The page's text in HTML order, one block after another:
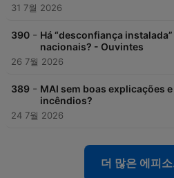
31 7월 2026
390 - Há “desconfiança
nacionais? - Ouvintes
26 7월 2026
389 - MAI sem boas explicações
incêndios?
24 7월 2026
더 많은 에피